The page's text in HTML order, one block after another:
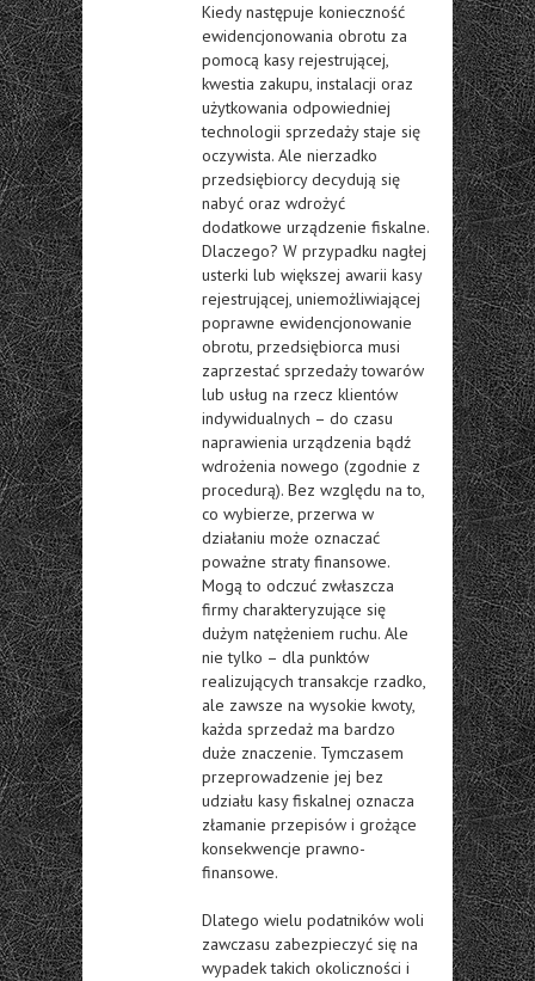
Kiedy następuje konieczność
ewidencjonowania obrotu za
pomocą kasy rejestrującej,
kwestia zakupu, instalacji oraz
użytkowania odpowiedniej
technologii sprzedaży staje się
oczywista. Ale nierzadko
przedsiębiorcy decydują się
nabyć oraz wdrożyć
dodatkowe urządzenie fiskalne.
Dlaczego? W przypadku nagłej
usterki lub większej awarii kasy
rejestrującej, uniemożliwiającej
poprawne ewidencjonowanie
obrotu, przedsiębiorca musi
zaprzestać sprzedaży towarów
lub usług na rzecz klientów
indywidualnych – do czasu
naprawienia urządzenia bądź
wdrożenia nowego (zgodnie z
procedurą). Bez względu na to,
co wybierze, przerwa w
działaniu może oznaczać
poważne straty finansowe.
Mogą to odczuć zwłaszcza
firmy charakteryzujące się
dużym natężeniem ruchu. Ale
nie tylko – dla punktów
realizujących transakcje rzadko,
ale zawsze na wysokie kwoty,
każda sprzedaż ma bardzo
duże znaczenie. Tymczasem
przeprowadzenie jej bez
udziału kasy fiskalnej oznacza
złamanie przepisów i grożące
konsekwencje prawno-
finansowe.
Dlatego wielu podatników woli
zawczasu zabezpieczyć się na
wypadek takich okoliczności i